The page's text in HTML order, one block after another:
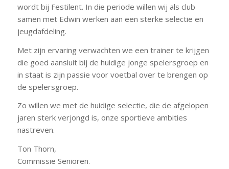
wordt bij Festilent. In die periode willen wij als club
samen met Edwin werken aan een sterke selectie en
jeugdafdeling.
Met zijn ervaring verwachten we een trainer te krijgen
die goed aansluit bij de huidige jonge spelersgroep en
in staat is zijn passie voor voetbal over te brengen op
de spelersgroep.
Zo willen we met de huidige selectie, die de afgelopen
jaren sterk verjongd is, onze sportieve ambities
nastreven.
Ton Thorn,
Commissie Senioren.